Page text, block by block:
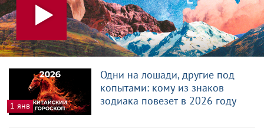
1 янв
Одни на лошади, другие под
копытами: кому из знаков
зодиака повезет в 2026 году